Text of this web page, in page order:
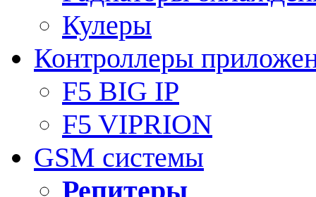
Кулеры
Контроллеры
F5 BIG IP
F5 VIPRION
GSM системы
Репитеры